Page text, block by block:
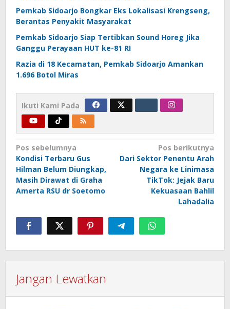
Pemkab Sidoarjo Bongkar Eks Lokalisasi Krengseng,
Berantas Penyakit Masyarakat
Pemkab Sidoarjo Siap Tertibkan Sound Horeg Jika
Ganggu Perayaan HUT ke-81 RI
Razia di 18 Kecamatan, Pemkab Sidoarjo Amankan
1.696 Botol Miras
Ikuti Kami Pada
Navigasi
pos
Pos sebelumnya
Kondisi Terbaru Gus
Hilman Belum Diungkap,
Masih Dirawat di Graha
Amerta RSU dr Soetomo
Pos berikutnya
Dari Sektor Penentu Arah
Negara ke Linimasa
TikTok: Jejak Baru
Kekuasaan Bahlil
Lahadalia
Jangan Lewatkan